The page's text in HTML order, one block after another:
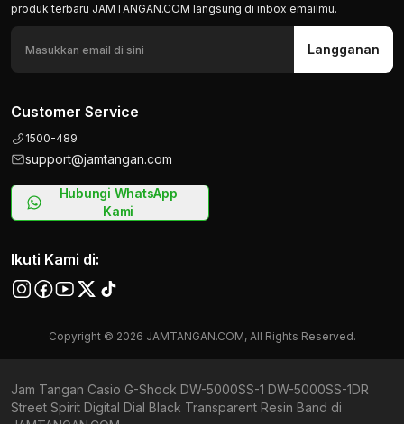
produk terbaru JAMTANGAN.COM langsung di inbox emailmu.
Langganan
Customer Service
1500-489
support@jamtangan.com
Hubungi WhatsApp
Kami
Ikuti Kami di:
Copyright © 2026 JAMTANGAN.COM, All Rights Reserved.
Jam Tangan Casio G-Shock DW-5000SS-1 DW-5000SS-1DR
Street Spirit Digital Dial Black Transparent Resin Band di